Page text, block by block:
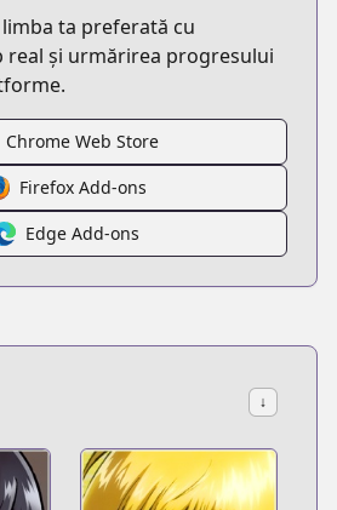
ta preferată cu
și urmărirea progresului
Chrome Web Store
Firefox Add-ons
Edge Add-ons
↓